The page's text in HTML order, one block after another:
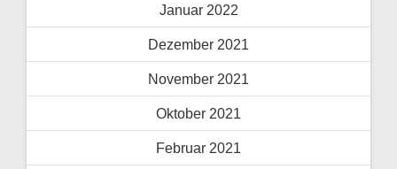
Januar 2022
Dezember 2021
November 2021
Oktober 2021
Februar 2021